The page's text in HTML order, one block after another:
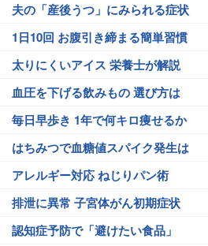
夫の「産後うつ」にみられる症状
1日10回 お腹引き締まる簡単習慣
太りにくいアイス 栄養士が解説
血圧を下げる飲みもの 選び方は
毎日早歩き 1年で何キロ痩せるか
はちみつで血糖値スパイク発生は
アレルギー対応 ねじりパン術
排泄に異常 子宮体がん初期症状
認知症予防で「避けたい食品」